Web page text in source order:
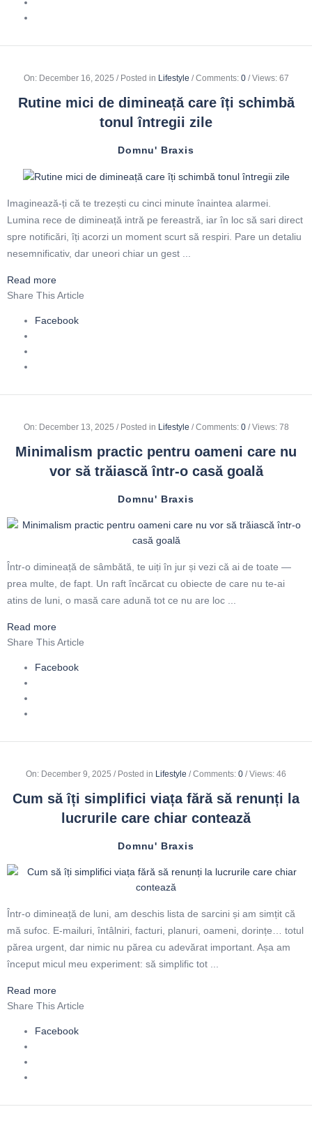
On: December 16, 2025 Posted in Lifestyle Comments: 0 Views: 67
Rutine mici de dimineață care îți schimbă
tonul întregii zile
Domnu' Braxis
Imaginează-ți că te trezești cu cinci minute înaintea alarmei.
Lumina rece de dimineață intră pe fereastră, iar în loc să sari direct
spre notificări, îți acorzi un moment scurt să respiri. Pare un detaliu
nesemnificativ, dar uneori chiar un gest ...
Read more
Share This Article
Facebook
On: December 13, 2025 Posted in Lifestyle Comments: 0 Views: 78
Minimalism practic pentru oameni care nu
vor să trăiască într-o casă goală
Domnu' Braxis
Într-o dimineață de sâmbătă, te uiți în jur și vezi că ai de toate —
prea multe, de fapt. Un raft încărcat cu obiecte de care nu te-ai
atins de luni, o masă care adună tot ce nu are loc ...
Read more
Share This Article
Facebook
On: December 9, 2025 Posted in Lifestyle Comments: 0 Views: 46
Cum să îți simplifici viața fără să renunți la
lucrurile care chiar contează
Domnu' Braxis
Într-o dimineață de luni, am deschis lista de sarcini și am simțit că
mă sufoc. E-mailuri, întâlniri, facturi, planuri, oameni, dorințe… totul
părea urgent, dar nimic nu părea cu adevărat important. Așa am
început micul meu experiment: să simplific tot ...
Read more
Share This Article
Facebook